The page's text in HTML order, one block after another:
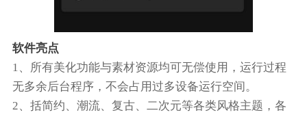
软件亮点
1、所有美化功能与素材资源均可无偿使用，运行过程
无多余后台程序，不会占用过多设备运行空间。
2、括简约、潮流、复古、二次元等各类风格主题，各